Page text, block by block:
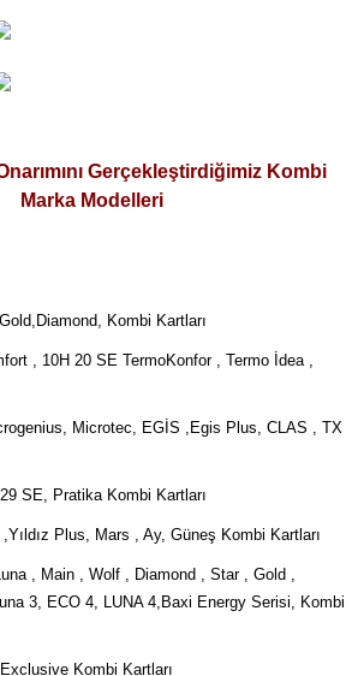
Gerçekleştirdiğimiz Kombi
Marka Modelleri
Kombi Kartları
, 10H 20 SE TermoKonfor , Termo İdea ,
Microtec, EGİS ,Egis Plus, CLAS , TX
SE, Pratika Kombi Kartları
,Yıldız Plus, Mars , Ay, Güneş Kombi Kartları
, Main , Wolf , Diamond , Star , Gold ,
3, ECO 4, LUNA 4,Baxi Energy Serisi, Kombi
Kombi Kartları